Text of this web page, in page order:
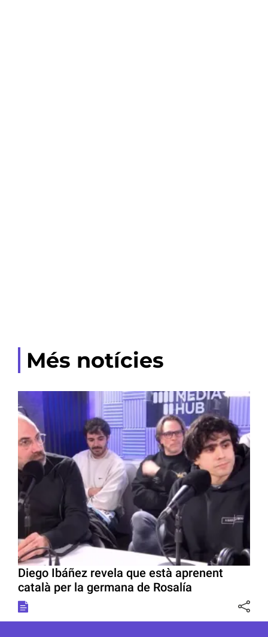
Més notícies
Diego Ibáñez revela que està aprenent
català per la germana de Rosalía